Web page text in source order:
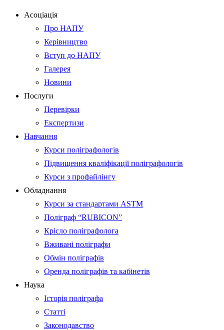
Асоціація
Про НАПУ
Керівництво
Вступ до НАПУ
Галерея
Новини
Послуги
Перевірки
Експертизи
Навчання
Курси поліграфологів
Підвищення кваліфікації поліграфологів
Курси з профайлінгу
Обладнання
Курси за стандартами ASTM
Поліграф “RUBICON”
Крісло поліграфолога
Вживані поліграфи
Обмін поліграфів
Оренда поліграфів та кабінетів
Наука
Історія поліграфа
Статті
Законодавство